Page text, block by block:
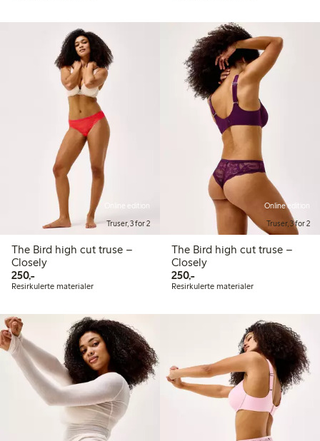
Online edition
Truser, 3 for 2
The Bird high cut truse –
Closely
250,-250,00 kr
Resirkulerte materialer
Online edition
Truser, 3 for 2
The Bird high cut truse –
Closely
250,-250,00 kr
Resirkulerte materialer